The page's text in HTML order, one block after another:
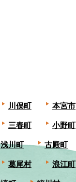
川俣町 本宮市
三春町 小野町
浅川町 古殿町
葛尾村 浪江町